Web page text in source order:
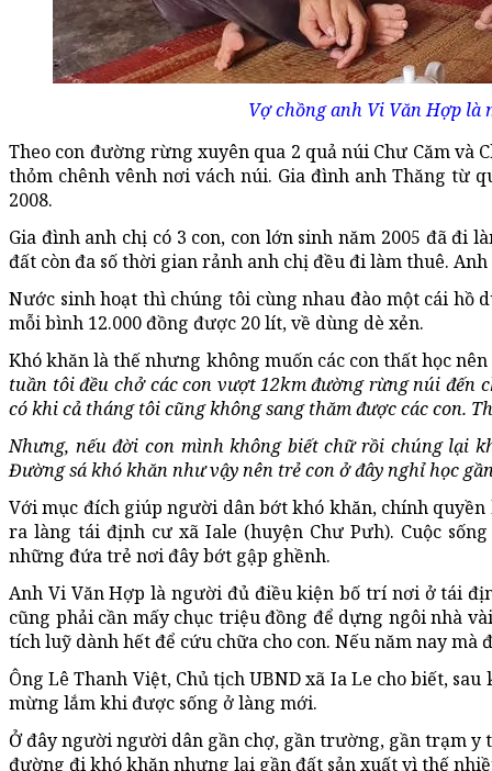
Vợ chồng anh Vi Văn Hợp là
Theo con đường rừng xuyên qua 2 quả núi Chư Căm và
thỏm chênh vênh nơi vách núi. Gia đình anh Thăng từ
2008.
Gia đình anh chị có 3 con, con lớn sinh năm 2005 đã đi
đất còn đa số thời gian rảnh anh chị đều đi làm thuê.
Nước sinh hoạt thì chúng tôi cùng nhau đào một cái
mỗi bình 12.000 đồng được 20 lít, về dùng dè xẻn.
Khó khăn là thế nhưng không muốn các con thất học
tuần tôi đều chở các con vượt 12km đường rừng núi đến
có khi cả tháng tôi cũng không sang thăm được các con.
Nhưng, nếu đời con mình không biết chữ rồi chúng lại
Đường sá khó khăn như vậy nên trẻ con ở đây nghỉ học
Với mục đích giúp người dân bớt khó khăn, chính
ra làng tái định cư xã Iale (huyện Chư Pưh). Cuộc
những đứa trẻ nơi đây bớt gập ghềnh.
Anh Vi Văn Hợp là người đủ điều kiện bố trí nơi ở tái
cũng phải cần mấy chục triệu đồng để dựng ngôi nhà
tích luỹ dành hết để cứu chữa cho con. Nếu năm nay
Ông Lê Thanh Việt, Chủ tịch UBND xã Ia Le cho biết,
mừng lắm khi được sống ở làng mới.
Ở đây người người dân gần chợ, gần trường, gần trạm
đường đi khó khăn nhưng lại gần đất sản xuất vì thế